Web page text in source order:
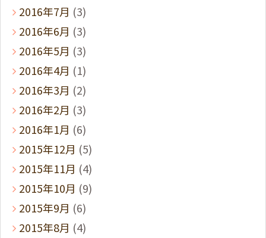
2016年7月 (3)
2016年6月 (3)
2016年5月 (3)
2016年4月 (1)
2016年3月 (2)
2016年2月 (3)
2016年1月 (6)
2015年12月 (5)
2015年11月 (4)
2015年10月 (9)
2015年9月 (6)
2015年8月 (4)